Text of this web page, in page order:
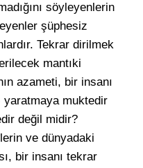
söyleyenlerin
şüphesiz
Tekrar dirilmek
mantıki
azameti, bir insanı
muktedir
değil midir?
ve dünyadaki
bir insanı tekrar